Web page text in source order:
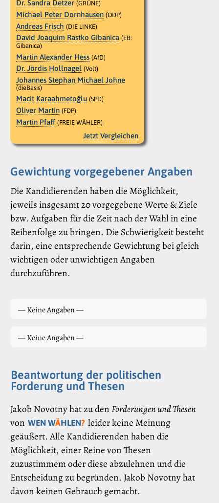
Dr. Sandra Detzer (GRÜNE)
Michael Peter Dornhausen (ÖDP)
Andreas Frisch (DIE LINKE)
David Joaquim Rastko Gibanica (EB:
Gibanica)
Martin Alexander Hess (AfD)
Dr. Jördis Hollnagel (Volt)
Johannes Stephan Michael Johne
(dieBasis)
Macit Karaahmetoǧlu (SPD)
Oliver Martin (FDP)
Martin Pfaff (FREIE WÄHLER)
Jetzt Vergleichen
Gewichtung vorgegebener Angaben
Die Kandidierenden haben die Möglichkeit,
jeweils insgesamt 20 vorgegebene Werte & Ziele
bzw. Aufgaben für die Zeit nach der Wahl in eine
Reihenfolge zu bringen. Die Schwierigkeit besteht
darin, eine entsprechende Gewichtung bei gleich
wichtigen oder unwichtigen Angaben
durchzuführen.
— Keine Angaben —
— Keine Angaben —
Beantwortung der politischen
Forderung und Thesen
Jakob Novotny hat zu denForderungen und Thesen
von WEN WÄHLEN? leider keine Meinung
geäußert. Alle Kandidierenden haben die
Möglichkeit, einer Reine von Thesen
zuzustimmem oder diese abzulehnen und die
Entscheidung zu begründen. Jakob Novotny hat
davon keinen Gebrauch gemacht.